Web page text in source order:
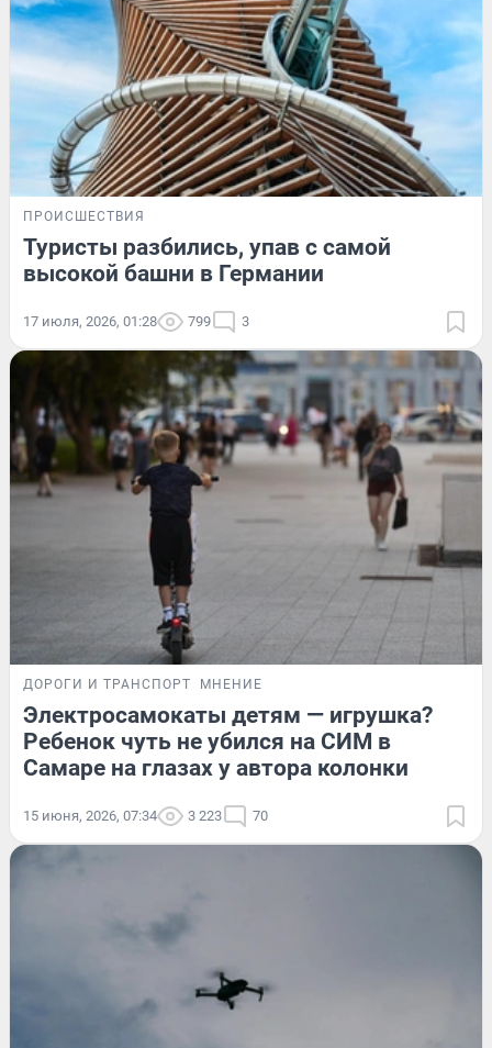
ПРОИСШЕСТВИЯ
Туристы разбились, упав с самой
высокой башни в Германии
17 июля, 2026, 01:28 799 3
ДОРОГИ И ТРАНСПОРТ МНЕНИЕ
Электросамокаты детям — игрушка?
Ребенок чуть не убился на СИМ в
Самаре на глазах у автора колонки
15 июня, 2026, 07:34 3 223 70